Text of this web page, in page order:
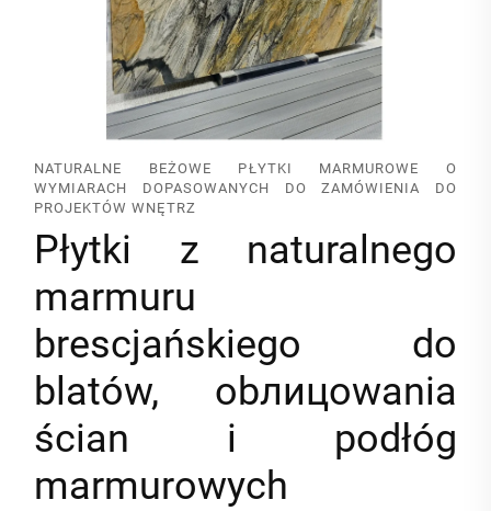
NATURALNE BEŻOWE PŁYTKI MARMUROWE O
WYMIARACH DOPASOWANYCH DO ZAMÓWIENIA DO
PROJEKTÓW WNĘTRZ
Płytki z naturalnego
marmuru
brescjańskiego do
blatów, obлицowania
ścian i podłóg
marmurowych